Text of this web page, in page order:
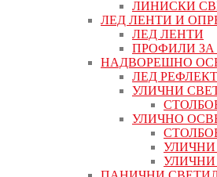
ЛИНИСКИ
ЛЕД ЛЕНТИ И
ЛЕД ЛЕНТИ
ПРОФИЛИ ЗА
НАДВОРЕШНО
ЛЕД
УЛИЧНИ
УЛИЧНО
УЛИЧНИ